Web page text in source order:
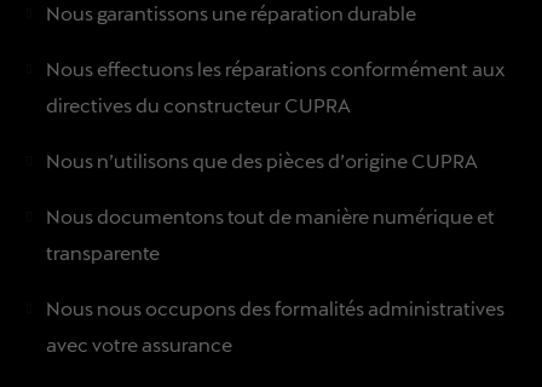
Nous garantissons une réparation durable
Nous effectuons les réparations conformément aux
directives du constructeur CUPRA
Nous n’utilisons que des pièces d’origine CUPRA
Nous documentons tout de manière numérique et
transparente
Nous nous occupons des formalités administratives
avec votre assurance